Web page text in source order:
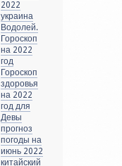
2022
украина
Водолей.
Гороскоп
на 2022
год
Гороскоп
здоровья
на 2022
год для
Девы
прогноз
погоды на
июнь 2022
китайский